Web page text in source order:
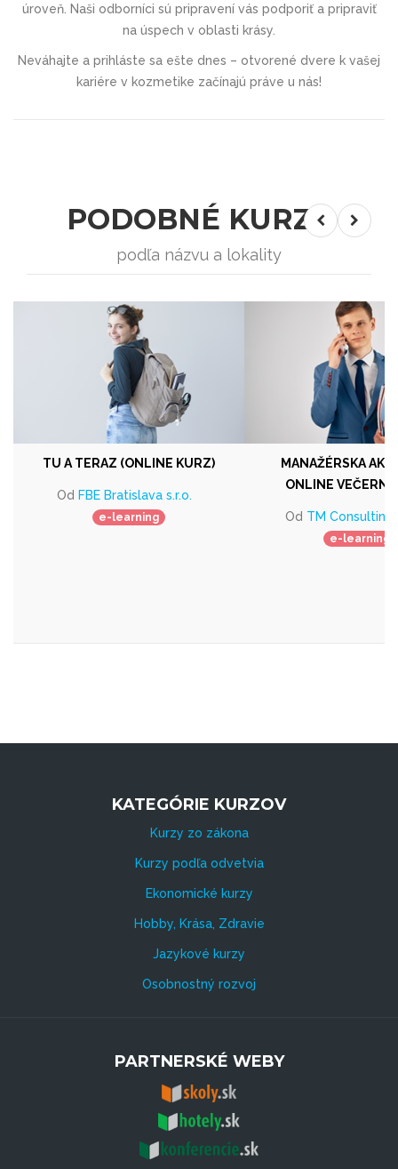
úroveň. Naši odborníci sú pripravení vás podporiť a pripraviť
na úspech v oblasti krásy.
Neváhajte a prihláste sa ešte dnes – otvorené dvere k vašej
kariére v kozmetike začínajú práve u nás!
PODOBNÉ KURZY
podľa názvu a lokality
TU A TERAZ (ONLINE KURZ)
Od FBE Bratislava s.r.o.
e-learning
MANAŽÉRSKA
ONLINE
Od TM Consulting,
e-learning
KATEGÓRIE KURZOV
Kurzy zo zákona
Kurzy podľa odvetvia
Ekonomické kurzy
Hobby, Krása, Zdravie
Jazykové kurzy
Osobnostný rozvoj
PARTNERSKÉ WEBY